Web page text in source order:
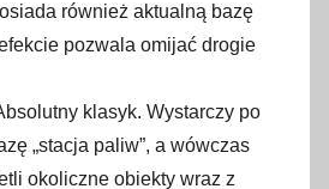
również aktualną bazę
pozwala omijać drogie
klasyk. Wystarczy po
„stacja paliw”, a wówczas
okoliczne obiekty wraz z